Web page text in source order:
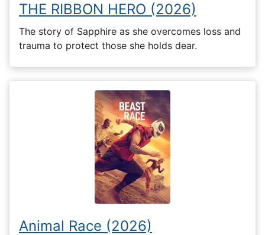
THE RIBBON HERO (2026)
The story of Sapphire as she overcomes loss and
trauma to protect those she holds dear.
Animal Race (2026)